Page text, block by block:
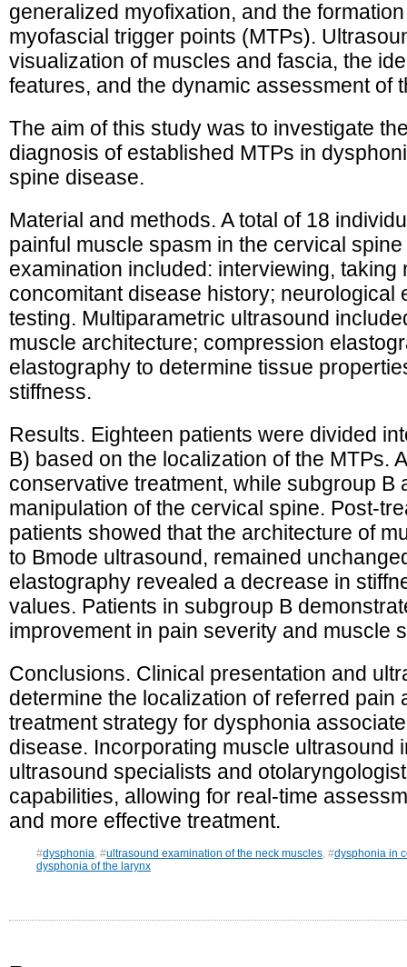
generalized myofixation, and the
myofascial trigger points (MTPs).
visualization of muscles and fascia, the
features, and the dynamic assessment of
The aim of this study was to investigate
diagnosis of established MTPs in
spine disease.
Material and methods. A total of 18
painful muscle spasm in the cervical
examination included: interviewing, taking
concomitant disease history; neurological
testing. Multiparametric ultrasound
muscle architecture; compression
elastography to determine tissue
stiffness.
Results. Eighteen patients were divided
B) based on the localization of the MTPs.
conservative treatment, while subgroup B
manipulation of the cervical spine. Post-
patients showed that the architecture of
to Bmode ultrasound, remained
elastography revealed a decrease in
values. Patients in subgroup B
improvement in pain severity and muscle
Conclusions. Clinical presentation and
determine the localization of referred pain
treatment strategy for dysphonia
disease. Incorporating muscle ultrasound
ultrasound specialists and
capabilities, allowing for real-time
and more effective treatment.
#dysphonia, #ultrasound examination of the neck muscles, #dysphonia in
dysphonia of the larynx